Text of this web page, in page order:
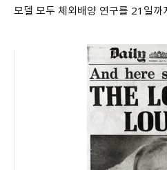
모델 모두 체외배양 연구를 21일까